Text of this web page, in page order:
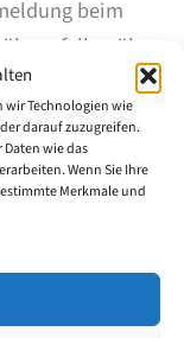
wir Technologien wie
darauf zuzugreifen.
wie das
Wenn Sie Ihre
Merkmale und
beim
fallen über
dem
die amtlichen
3 bis